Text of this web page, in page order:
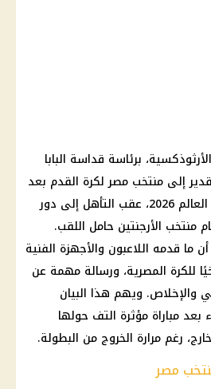
برئاسة قداسة البابا
إلى منتخب مصر لكرة القدم بعد
انتهاء مشواره في كأس العالم 2026، عقب التأهل إلى دور
منتخب الأرجنتين حامل اللقب.
ما قدمه اللاعبون والأجهزة الفنية
للكرة المصرية، ورسالة مهمة عن
والإخلاص. ويهم هذا البيان
بعد مباراة مؤثرة التف حولها
رغم مرارة الخروج من البطولة.
مصر